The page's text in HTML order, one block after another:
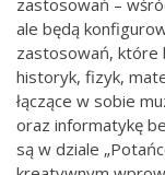
zastosowań –
ale będą
zastosowań, które
historyk, fizyk,
łączące w sobie
oraz informatykę
są w dziale